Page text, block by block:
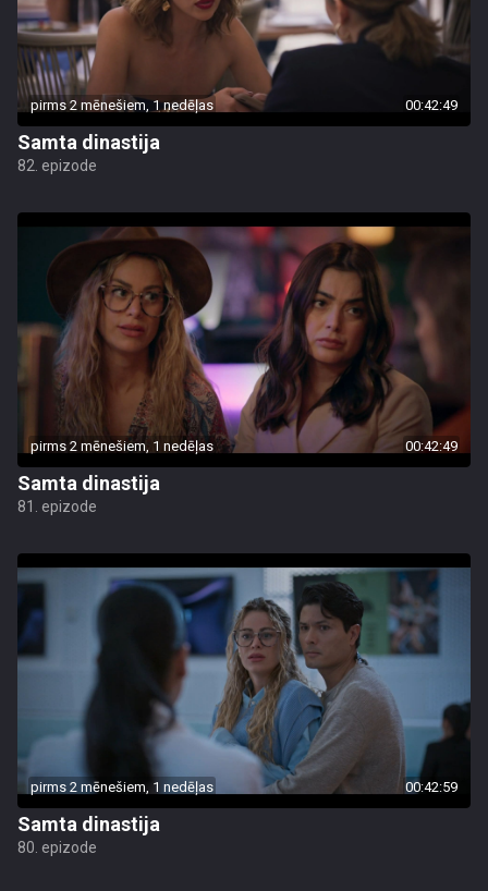
pirms 2 mēnešiem, 1 nedēļas 00:42:49
Samta dinastija
82. epizode
pirms 2 mēnešiem, 1 nedēļas 00:42:49
Samta dinastija
81. epizode
pirms 2 mēnešiem, 1 nedēļas 00:42:59
Samta dinastija
80. epizode